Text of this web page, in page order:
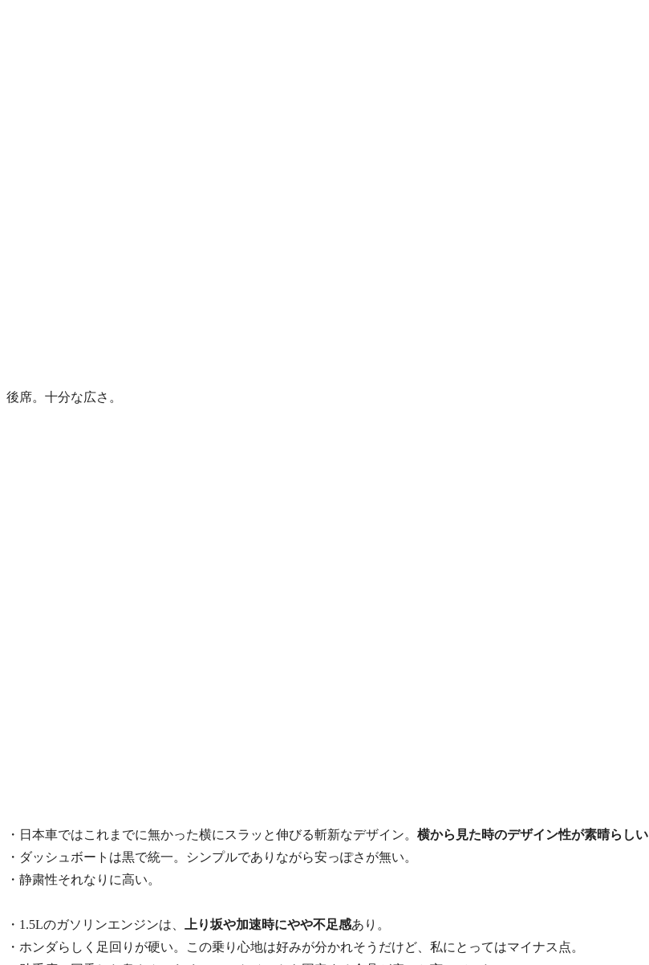
後席。十分な広さ。
・日本車ではこれまでに無かった横にスラッと伸びる斬新なデザイン。 横から見た時のデザイン性が素晴らしい
・ダッシュボートは黒で統一。シンプルでありながら安っぽさが無い。
・静粛性それなりに高い。
・1.5Lのガソリンエンジンは、 上り坂や加速時にやや不足感あり。
・ホンダらしく足回りが硬い。この乗り心地は好みが分かれそうだけど、私にとってはマイナス点。